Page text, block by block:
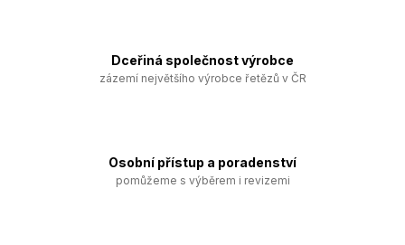
a
c
k
y
Dceřiná společnost výrobce
zázemí největšího výrobce řetězů v ČR
Osobní přístup a poradenství
pomůžeme s výběrem i revizemi